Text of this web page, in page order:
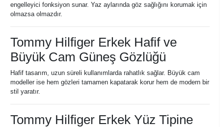
engelleyici fonksiyon sunar. Yaz aylarında göz sağlığını korumak için
olmazsa olmazdır.
Tommy Hilfiger Erkek Hafif ve
Büyük Cam Güneş Gözlüğü
Hafif tasarım, uzun süreli kullanımlarda rahatlık sağlar. Büyük cam
modeller ise hem gözleri tamamen kapatarak korur hem de modern bir
stil yaratır.
Tommy Hilfiger Erkek Yüz Tipine